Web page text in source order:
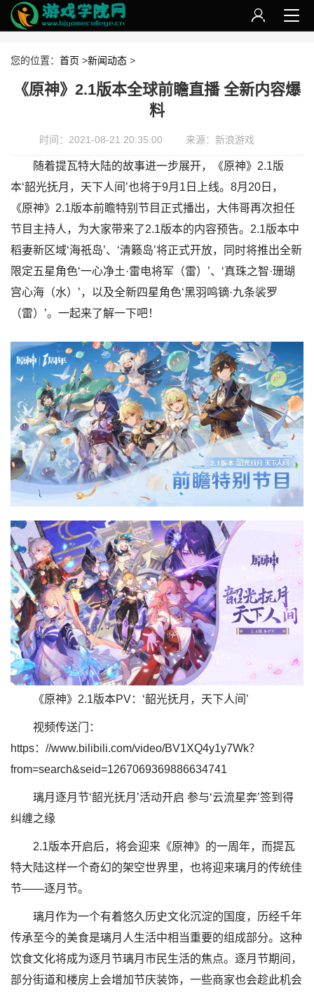
您的位置： 首页 >新闻动态 >
《原神》2.1版本全球前瞻直播 全新内容爆
料
时间：2021-08-21 20:35:00 来源：新浪游戏
随着提瓦特大陆的故事进一步展开，《原神》2.1版
本‘韶光抚月，天下人间’也将于9月1日上线。8月20日，
《原神》2.1版本前瞻特别节目正式播出，大伟哥再次担任
节目主持人，为大家带来了2.1版本的内容预告。2.1版本中
稻妻新区域‘海祇岛’、‘清籁岛’将正式开放，同时将推出全新
限定五星角色‘一心净土·雷电将军（雷）’、‘真珠之智·珊瑚
宫心海（水）’，以及全新四星角色‘黑羽鸣镝·九条裟罗
（雷）’。一起来了解一下吧！
《原神》2.1版本PV：‘韶光抚月，天下人间’
视频传送门：
https：//www.bilibili.com/video/BV1XQ4y1y7Wk？
from=search&seid=1267069369886634741
璃月逐月节‘韶光抚月’活动开启 参与‘云流星奔’签到得
纠缠之缘
2.1版本开启后，将会迎来《原神》的一周年，而提瓦
特大陆这样一个奇幻的架空世界里，也将迎来璃月的传统佳
节——逐月节。
璃月作为一个有着悠久历史文化沉淀的国度，历经千年
传承至今的美食是璃月人生活中相当重要的组成部分。这种
饮食文化将成为逐月节璃月市民生活的焦点。逐月节期间，
部分街道和楼房上会增加节庆装饰，一些商家也会趁此机会